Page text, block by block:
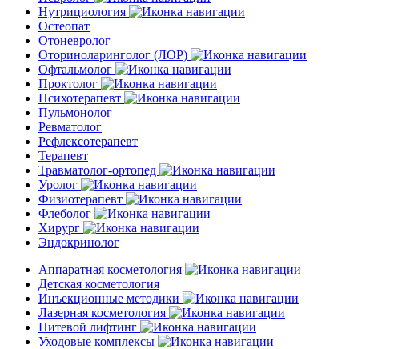
Нутрициология
Остеопат
Отоневролог
Оториноларинголог (ЛОР)
Офтальмолог
Проктолог
Психотерапевт
Пульмонолог
Ревматолог
Рефлексотерапевт
Терапевт
Травматолог-ортопед
Уролог
Физиотерапевт
Флеболог
Хирург
Эндокринолог
Аппаратная косметология
Детская косметология
Инъекционные методики
Лазерная косметология
Нитевой лифтинг
Уходовые комплексы